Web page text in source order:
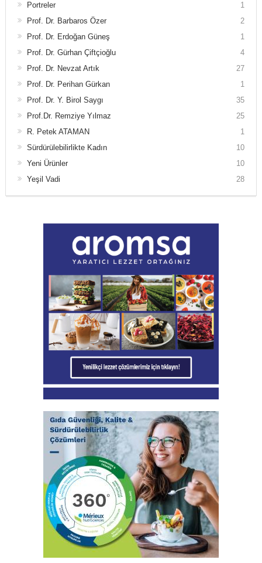
Portreler
1
Prof. Dr. Barbaros Özer
2
Prof. Dr. Erdoğan Güneş
1
Prof. Dr. Gürhan Çiftçioğlu
4
Prof. Dr. Nevzat Artık
27
Prof. Dr. Perihan Gürkan
1
Prof. Dr. Y. Birol Saygı
35
Prof.Dr. Remziye Yılmaz
25
R. Petek ATAMAN
1
Sürdürülebilirlikte Kadın
10
Yeni Ürünler
10
Yeşil Vadi
28